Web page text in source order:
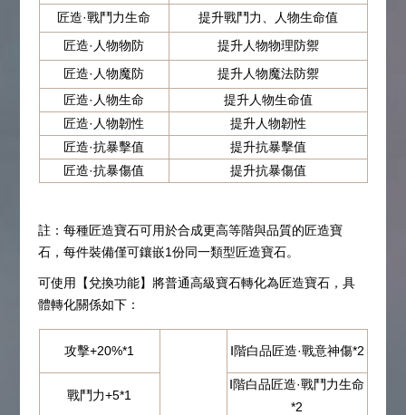
匠造·戰鬥力生命
提升戰鬥力、人物生命值
匠造·人物物防
提升人物物理防禦
匠造·人物魔防
提升人物魔法防禦
匠造·人物生命
提升人物生命值
匠造·人物韌性
提升人物韌性
匠造·抗暴擊值
提升抗暴擊值
匠造·抗暴傷值
提升抗暴傷值
註：每種匠造寶石可用於合成更高等階與品質的匠造寶
石，每件裝備僅可鑲嵌1份同一類型匠造寶石。
可使用【兌換功能】將普通高級寶石轉化為匠造寶石，具
體轉化關係如下：
攻擊+20%*1 Ⅰ階白品匠造·戰意神傷*2
戰鬥力+5*1
Ⅰ階白品匠造·戰鬥力生命
*2